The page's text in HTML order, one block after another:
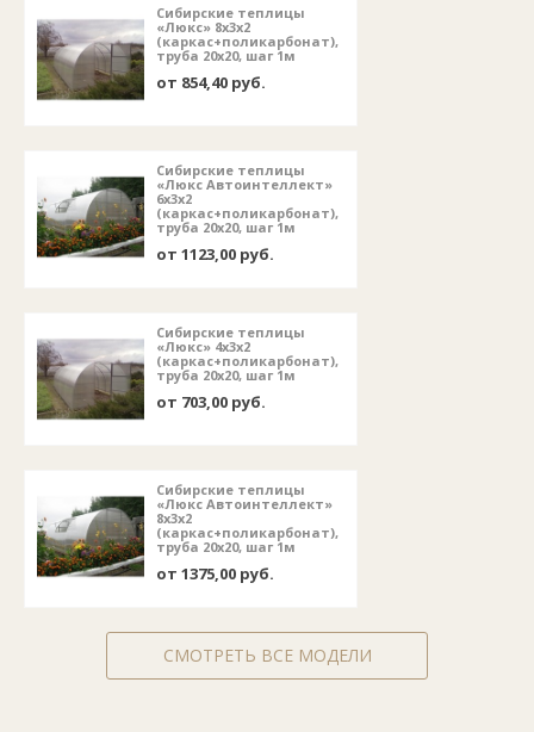
Сибирские теплицы
«Люкс» 8х3х2
(каркас+поликарбонат),
труба 20х20, шаг 1м
от 854,40 руб.
Сибирские теплицы
«Люкс Автоинтеллект»
6х3х2
(каркас+поликарбонат),
труба 20х20, шаг 1м
от 1123,00 руб.
Сибирские теплицы
«Люкс» 4х3х2
(каркас+поликарбонат),
труба 20х20, шаг 1м
от 703,00 руб.
Сибирские теплицы
«Люкс Автоинтеллект»
8х3х2
(каркас+поликарбонат),
труба 20х20, шаг 1м
от 1375,00 руб.
СМОТРЕТЬ ВСЕ МОДЕЛИ